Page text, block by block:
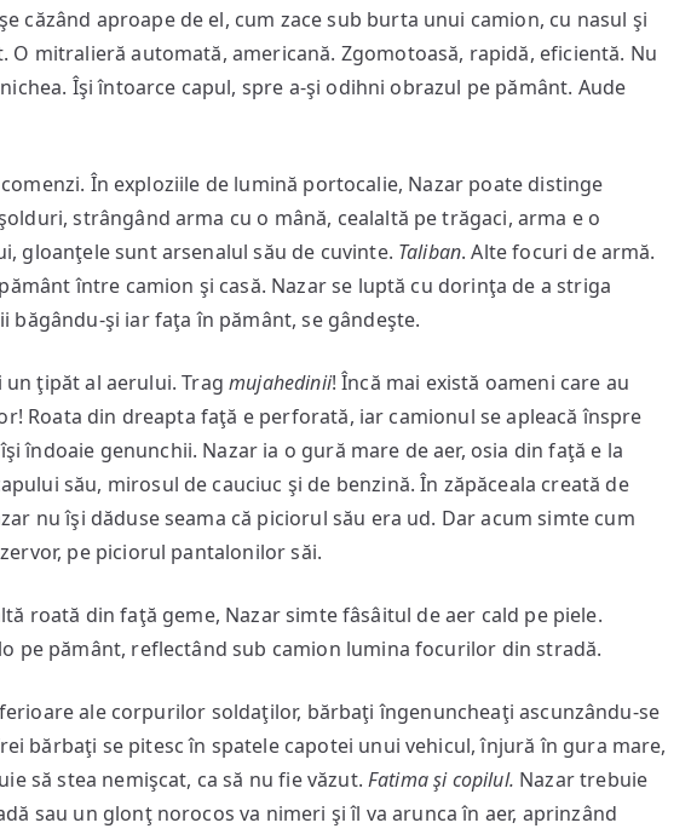
căzând aproape de el, cum zace sub burta unui camion, cu nasul şi
mitralieră automată, americană. Zgomotoasă, rapidă, eficientă. Nu
Îşi întoarce capul, spre a-şi odihni obrazul pe pământ. Aude
În exploziile de lumină portocalie, Nazar poate distinge
strângând arma cu o mână, cealaltă pe trăgaci, arma e o
gloanţele sunt arsenalul său de cuvinte. Taliban. Alte focuri de armă.
între camion şi casă. Nazar se luptă cu dorinţa de a striga
băgându-şi iar faţa în pământ, se gândeşte.
ţipăt al aerului. Tragmujahedinii! Încă mai există oameni care au
Roata din dreapta faţă e perforată, iar camionul se apleacă înspre
îndoaie genunchii. Nazar ia o gură mare de aer, osia din faţă e la
său, mirosul de cauciuc şi de benzină. În zăpăceala creată de
nu îşi dăduse seama că piciorul său era ud. Dar acum simte cum
pe piciorul pantalonilor săi.
din faţă geme, Nazar simte fâsâitul de aer cald pe piele.
pe pământ, reflectând sub camion lumina focurilor din stradă.
ale corpurilor soldaţilor, bărbaţi îngenuncheaţi ascunzându-se
bărbaţi se pitesc în spatele capotei unui vehicul, înjură în gura mare,
să stea nemişcat, ca să nu fie văzut.Fatimaşi copilul. Nazar trebuie
sau un glonţ norocos va nimeri şi îl va arunca în aer, aprinzând